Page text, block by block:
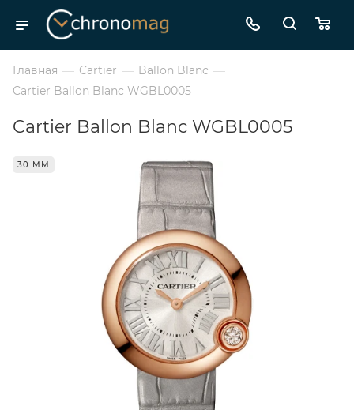
Главная — Cartier — Ballon Blanc —
Cartier Ballon Blanc WGBL0005
Cartier Ballon Blanc WGBL0005
30 ММ